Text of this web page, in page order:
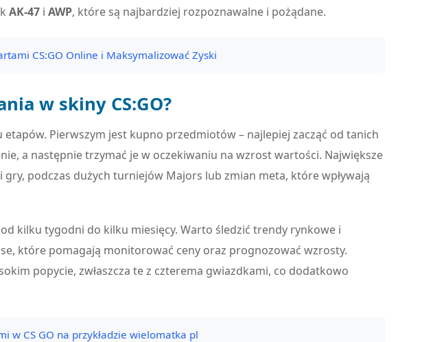
AK-47 i AWP, które są najbardziej rozpoznawalne i pożądane.
CS:GO Online i Maksymalizować Zyski
w skiny CS:GO?
Pierwszym jest kupno przedmiotów – najlepiej zacząć od tanich
a następnie trzymać je w oczekiwaniu na wzrost wartości. Największe
podczas dużych turniejów Majors lub zmian meta, które wpływają
kilku tygodni do kilku miesięcy. Warto śledzić trendy rynkowe i
które pomagają monitorować ceny oraz prognozować wzrosty.
popycie, zwłaszcza te z czterema gwiazdkami, co dodatkowo
w CS GO na przykładzie wielomatka pl